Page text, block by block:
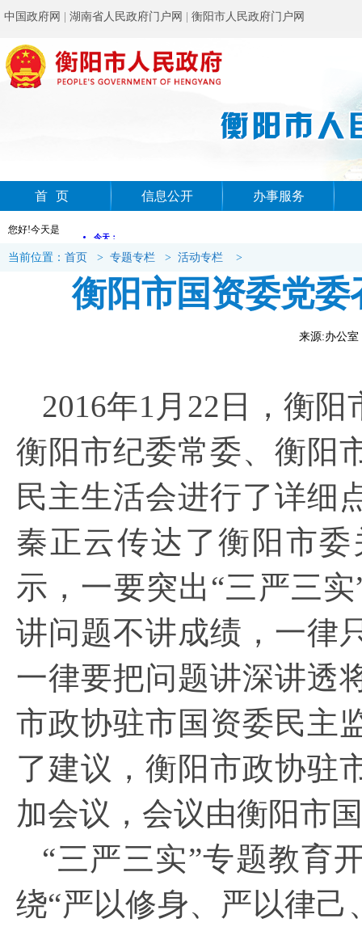
中国政府网 湖南省人民政府门户网 衡阳市人民政府门户网
首页 信息公开 办事服务
您好!今天是
当前位置： 首页 > 专题专栏 > 活动专栏 >
衡阳市国资委党
来源:办公
2016年1月22日， 衡阳
衡阳市纪委常委、衡阳
民主生活会进行了详细
秦正云传达了衡阳 市委
示，一要突出“三严三
讲问题不讲成绩，一律
一律要把问题讲深讲透
市政协驻市国资委民主
了建议，衡阳市政协驻
加会议，会议由衡阳市
“三严三实”专题教育
绕“严以修身、严以律